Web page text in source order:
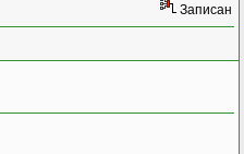
Записан